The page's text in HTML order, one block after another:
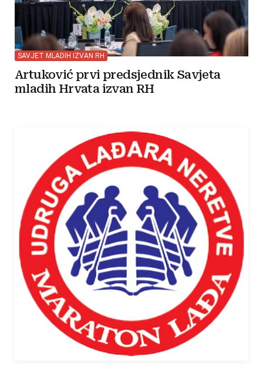
SAVJET MLADIH IZVAN RH
Artuković prvi predsjednik Savjeta
mladih Hrvata izvan RH